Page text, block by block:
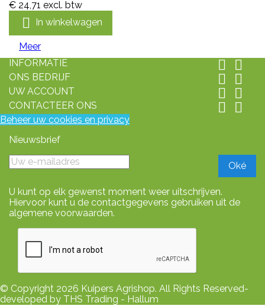
€ 24,71 excl. btw
 In winkelwagen
Meer
INFORMATIE
 
ONS BEDRIJF  
UW ACCOUNT  
CONTACTEER ONS  
Beheer uw cookies en privacy
Nieuwsbrief
U kunt op elk gewenst moment weer uitschrijven.
Hiervoor kunt u de contactgegevens gebruiken uit de
algemene voorwaarden.
© Copyright 2026 Kuipers Agrishop. All Rights Reserved-
developed by THS Trading - Hallum